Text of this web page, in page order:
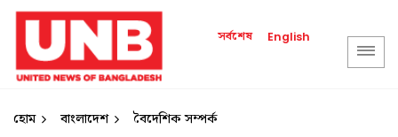
সর্বশেষ English
হোম বাংলাদেশ বৈদেশিক সম্পর্ক